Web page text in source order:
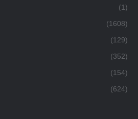
(1)
(1608)
(129)
(352)
(154)
(624)